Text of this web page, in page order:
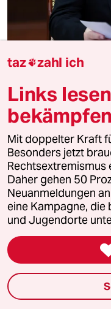
Hochverratsvorwurf in
Im Dienste Putins?
Ein ukrainischer
Interesse Russlands
Von Bernhard Clasen
taz zahl ich
Links
bekämpfen
Mit doppelter Kraft
Besonders jetzt
Rechtsextremismus
Daher gehen 50
Neuanmeldungen
eine Kampagne, die
und Jugendorte